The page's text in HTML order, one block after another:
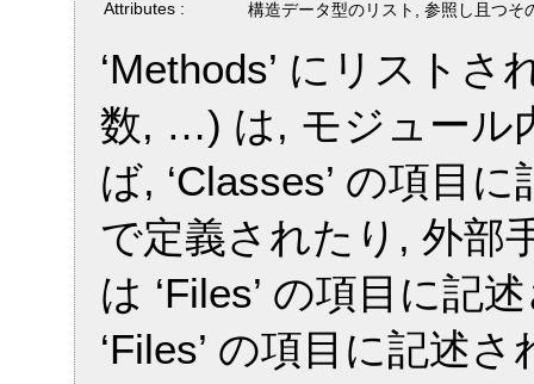
Attributes :
構造データ型のリスト, 参照し且つ
‘Methods’ にリスト
数, …) は, モジュール
ば, ‘Classes’ の項目
で定義されたり, 外部
は ‘Files’ の項目に記
‘Files’ の項目に記述